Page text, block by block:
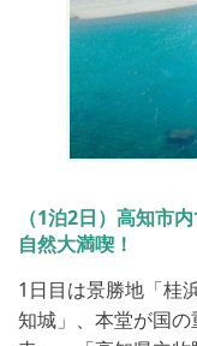
（1泊2日）高知市
自然大満喫！
1日目は景勝地「桂
知城」、本堂が国